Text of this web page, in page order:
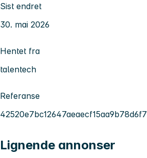
Sist endret
30. mai 2026
Hentet fra
talentech
Referanse
42520e7bc12647aeaecf15aa9b78d6f7
Lignende annonser